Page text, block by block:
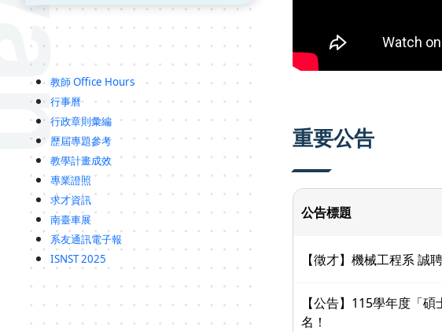
教師 Office Hours
行事曆
行政章則彙編
歷屆專題參考
教學計畫成效
專業證照
求才資訊
南臺車展
系友通訊電子報
ISNST 2025
重要公告
公告標題
【徵才】機械工程系 誠
【公告】115學年度「
名！